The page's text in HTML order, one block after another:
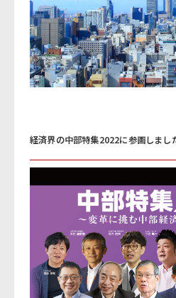
経済界の中部特集2022に参画しまし